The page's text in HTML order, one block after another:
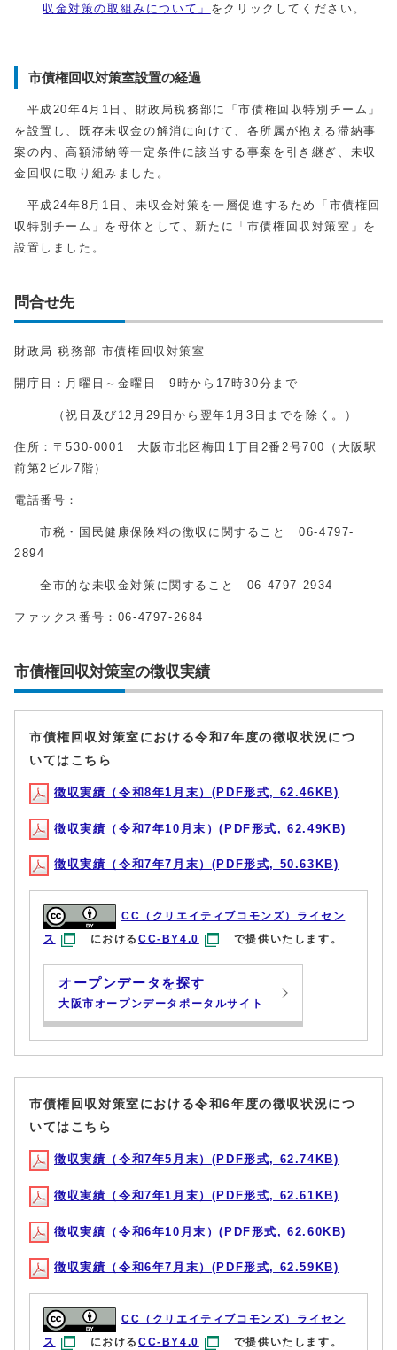
収金対策の取組みについて」 をクリックしてください。
市債権回収対策室設置の経過
平成20年4月1日、財政局税務部に「市債権回収特別チーム」
を設置し、既存未収金の解消に向けて、各所属が抱える滞納事
案の内、高額滞納等一定条件に該当する事案を引き継ぎ、未収
金回収に取り組みました。
平成24年8月1日、未収金対策を一層促進するため「市債権回
収特別チーム」を母体として、新たに「市債権回収対策室」を
設置しました。
問合せ先
財政局 税務部 市債権回収対策室
開庁日：月曜日～金曜日 9時から17時30分まで
（祝日及び12月29日から翌年1月3日までを除く。）
住所：〒530-0001 大阪市北区梅田1丁目2番2号700（大阪駅
前第2ビル7階）
電話番号：
市税・国民健康保険料の徴収に関すること 06-4797-
2894
全市的な未収金対策に関すること 06-4797-2934
ファックス番号：06-4797-2684
市債権回収対策室の徴収実績
市債権回収対策室における令和7年度の徴収状況につ
いてはこちら
徴収実績（令和8年1月末）(PDF形式, 62.46KB)
徴収実績（令和7年10月末）(PDF形式, 62.49KB)
徴収実績（令和7年7月末）(PDF形式, 50.63KB)
CC（クリエイティブコモンズ）ライセン
ス
におけるCC-BY4.0 で提供いたします。
オープンデータを探す
大阪市オープンデータポータルサイト
市債権回収対策室における令和6年度の徴収状況につ
いてはこちら
徴収実績（令和7年5月末）(PDF形式, 62.74KB)
徴収実績（令和7年1月末）(PDF形式, 62.61KB)
徴収実績（令和6年10月末）(PDF形式, 62.60KB)
徴収実績（令和6年7月末）(PDF形式, 62.59KB)
CC（クリエイティブコモンズ）ライセン
ス
におけるCC-BY4.0 で提供いたします。